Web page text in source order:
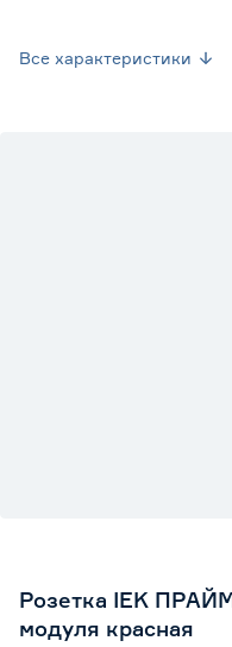
Все характеристики
Розетка IEK
модуля красная